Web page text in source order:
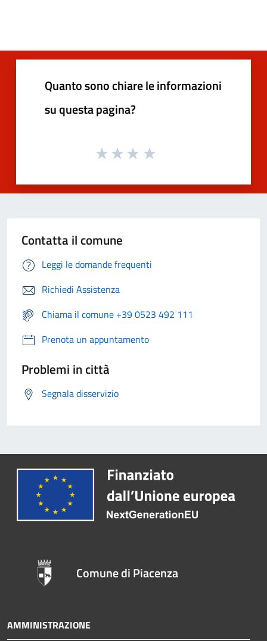
Quanto sono chiare le informazioni
su questa pagina?
Contatta il comune
Leggi le domande frequenti
Richiedi Assistenza
Chiama il comune +39 0523 492 111
Prenota un appuntamento
Problemi in città
Segnala disservizio
Comune di Piacenza
AMMINISTRAZIONE